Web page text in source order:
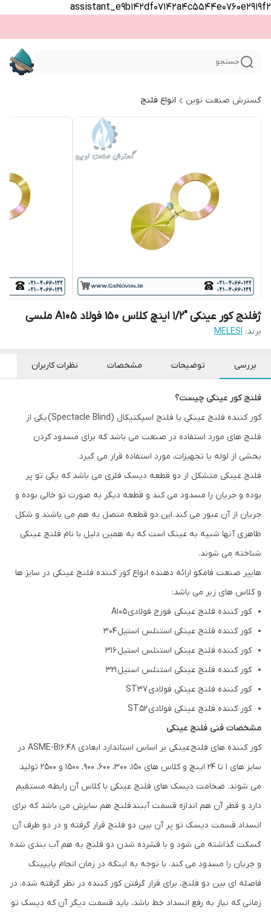
assistant_e9b142df07142a4c5544e0760e2919f2
جستجو
گسترش صنعت نوین انواع فلنج
ژفلنج کور عینکی "1/2 اینچ کلاس 150 فولاد A105 ملسی
برند: MELESI
بررسی توضیحات مشخصات نظرات کاربران
فلنج کور عینکی چیست؟
کور کننده فلنج عینکی یا فلنج اسپکتیکال (Spectacle Blind) یکی از
فلنج های مورد استفاده در صنعت می باشد که برای مسدود کردن
بخشی از لوله یا تجهیزات، مورد استفاده قرار می گیرد.
فلنج عینکی متشکل از دو قطعه دیسک فلزی می باشد که یکی تو پر
بوده و جریان را مسدود می کند و قطعه دیگر به صورت تو خالی بوده و
جریان از آن عبور می کند. این دو قطعه متصل به هم می باشند و شکل
ظاهری آنها شبیه به عینک است که به همین دلیل با نام فلنج عینکی
شناخته می شوند.
هایپر صنعت فامکو ارائه دهنده انواع کور کننده فلنج عینکی در سایز ها
و کلاس های زیر می باشد:
کور کننده فلنج عینکی فورج فولادی A105
کور کننده فلنج عینکی استنلس استیل 304
کور کننده فلنج عینکی استنلس استیل 316
کور کننده فلنج عینکی استنلس استیل 321
کور کننده فلنج عینکی فولادی ST37
کور کننده فلنج عینکی فولادی ST52
مشخصات فنی فلنج عینکی
کور کننده های فلنج عینکی بر اساس استاندارد ابعادی ASME-B16.48 در
سایز های 1 تا 24 اینچ و کلاس های 150، 300، 600، 900، 1500 و 2500 تولید
می شوند. ضخامت دیسک های فلنج عینکی با کلاس آن رابطه مستقیم
دارد و قطر آن هم اندازه قسمت آببند فلنج هم سایزش می باشد که برای
انسداد قسمت دیسک تو پر آن بین دو فلنج قرار گرفته و در دو طرف آن
گسکت گذاشته می شود و با فشرده شدن دو فلنج به هم آب بندی شده
و جریان را مسدود می کند. با توجه به اینکه در زمان انجام پایپینگ
فاصله ای بین دو فلنج، برای قرار گرفتن کور کننده در نظر گرفته شده، در
زمانی که نیاز به رفع انسداد خط باشد، باید قسمت دیگر آن که دیسک تو